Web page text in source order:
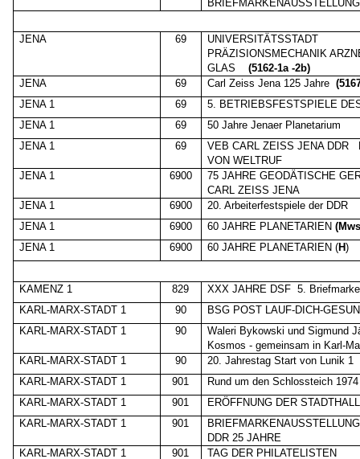
BRIEFMARKENAUSSTELLUNG
JENA 69
UNIVERSITÄTSSTADT
PRÄZISIONSMECHANIK
GLAS
(5162-1a -2b)
JENA
69 Carl Zeiss Jena 125 Jahre
JENA 1
69
5. BETRIEBSFESTSPIELE
JENA 1
69
50 Jahre Jenaer Planetarium
JENA 1
69 VEB CARL ZEISS JENA DDR
VON WELTRUF
JENA 1
6900
75 JAHRE GEODÄTISCHE
CARL ZEISS JENA
JENA 1
6900
20. Arbeiterfestspiele der DDR
JENA 1
6900 60 JAHRE PLANETARIEN
JENA 1
6900 60 JAHRE PLANETARIEN (H)
KAMENZ 1 829 XXX JAHRE DSF 5.
KARL-MARX-STADT 1
90
BSG POST LAUF-DICH-
KARL-MARX-STADT 1
90
Waleri Bykowski und Sigmund
Kosmos - gemeinsam in Karl-
KARL-MARX-STADT 1
90
20. Jahrestag Start von Lunik 1
KARL-MARX-STADT 1
901
Rund um den Schlossteich 1974
KARL-MARX-STADT 1
901
ERÖFFNUNG DER
KARL-MARX-STADT 1
901
DDR 25 JAHRE
KARL-MARX-STADT 1
901
TAG DER PHILATELISTEN